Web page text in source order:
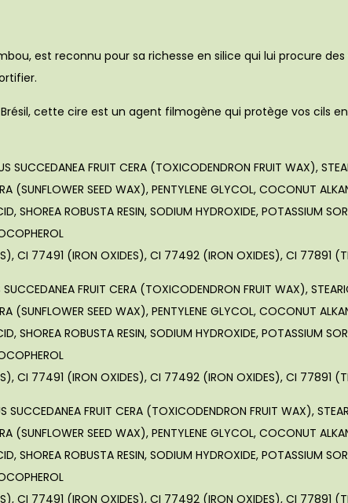
est reconnu pour sa richesse en silice qui lui procure
cette cire est un agent filmogène qui protège vos cils
SUCCEDANEA FRUIT CERA (TOXICODENDRON FRUIT WAX),
(SUNFLOWER SEED WAX), PENTYLENE GLYCOL, COCONUT
SHOREA ROBUSTA RESIN, SODIUM HYDROXIDE, POTASSIUM
CI 77491 (IRON OXIDES), CI 77492 (IRON OXIDES), CI 77891
FRUIT CERA (TOXICODENDRON FRUIT WAX),
(SUNFLOWER SEED WAX), PENTYLENE GLYCOL, COCONUT
SHOREA ROBUSTA RESIN, SODIUM HYDROXIDE, POTASSIUM
CI 77491 (IRON OXIDES), CI 77492 (IRON OXIDES), CI 77891
SUCCEDANEA FRUIT CERA (TOXICODENDRON FRUIT WAX),
(SUNFLOWER SEED WAX), PENTYLENE GLYCOL, COCONUT
SHOREA ROBUSTA RESIN, SODIUM HYDROXIDE, POTASSIUM
CI 77491 (IRON OXIDES), CI 77492 (IRON OXIDES), CI 77891